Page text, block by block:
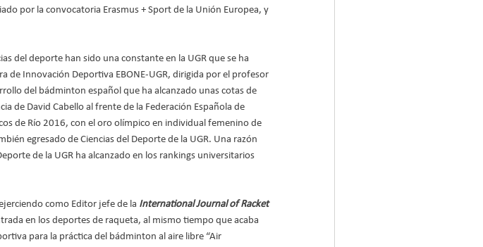
por la convocatoria Erasmus + Sport de la Unión Europea, y
del deporte han sido una constante en la UGR que se ha
de Innovación Deportiva EBONE-UGR, dirigida por el profesor
del bádminton español que ha alcanzado unas cotas de
de David Cabello al frente de la Federación Española de
de Río 2016, con el oro olímpico en individual femenino de
egresado de Ciencias del Deporte de la UGR. Una razón
de la UGR ha alcanzado en los rankings universitarios
como Editor jefe de la International Journal of Racket
en los deportes de raqueta, al mismo tiempo que acaba
para la práctica del bádminton al aire libre “Air